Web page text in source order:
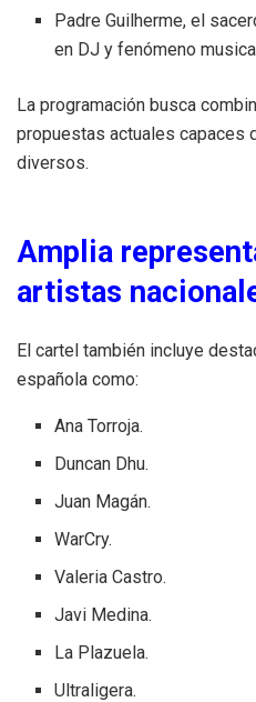
Padre Guilherme, el
en DJ y fenómeno
La programación busca
propuestas actuales capaces
diversos.
Amplia
artistas
El cartel también incluye
española como:
Ana Torroja.
Duncan Dhu.
Juan Magán.
WarCry.
Valeria Castro.
Javi Medina.
La Plazuela.
Ultraligera.